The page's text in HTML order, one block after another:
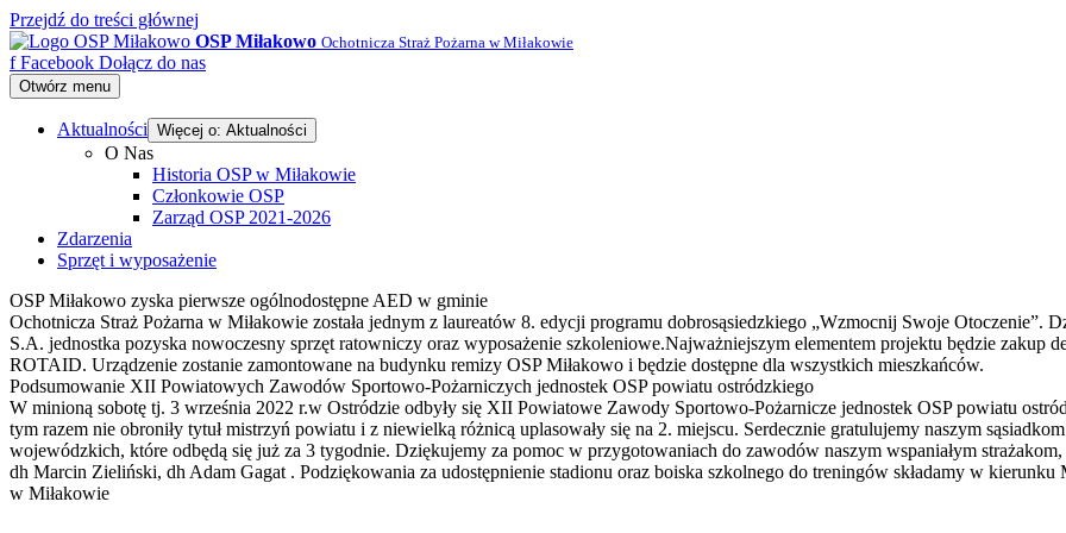
Przejdź do treści głównej
OSP Miłakowo Ochotnicza Straż Pożarna w Miłakowie
f Facebook Dołącz do nas
Otwórz menu
Aktualności Więcej o: Aktualności
O Nas
Historia OSP w Miłakowie
Członkowie OSP
Zarząd OSP 2021-2026
Zdarzenia
Sprzęt i wyposażenie
OSP Miłakowo zyska pierwsze ogólnodostępne AED w gminie
Ochotnicza Straż Pożarna w Miłakowie została jednym z laureatów 8. edycji programu dobrosąsiedzkiego „Wzmocnij Swoje Otoczenie”.
S.A. jednostka pozyska nowoczesny sprzęt ratowniczy oraz wyposażenie szkoleniowe.Najważniejszym elementem projektu będzie zakup
ROTAID. Urządzenie zostanie zamontowane na budynku remizy OSP Miłakowo i będzie dostępne dla wszystkich mieszkańców.
Podsumowanie XII Powiatowych Zawodów Sportowo-Pożarniczych jednostek OSP powiatu ostródzkiego
W minioną sobotę tj. 3 września 2022 r.w Ostródzie odbyły się XII Powiatowe Zawody Sportowo-Pożarnicze jednostek OSP powiatu
tym razem nie obroniły tytuł mistrzyń powiatu i z niewielką różnicą uplasowały się na 2. miejscu. Serdecznie gratulujemy naszym
wojewódzkich, które odbędą się już za 3 tygodnie. Dziękujemy za pomoc w przygotowaniach do zawodów naszym wspaniałym
dh Marcin Zieliński, dh Adam Gagat . Podziękowania za udostępnienie stadionu oraz boiska szkolnego do treningów składamy w
w Miłakowie